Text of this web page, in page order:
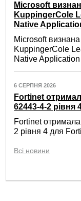
Microsoft
KuppingerCole
Native
Microsoft
KuppingerCole
Native
6 СЕРПНЯ 2026
Fortinet
62443-4-2 рівня
Fortinet
2 рівня 4 для
Всі новини